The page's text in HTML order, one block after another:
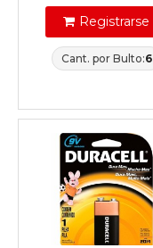
Registrarse
Cant. por Bulto:6